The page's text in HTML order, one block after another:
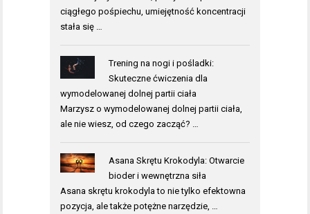
ciągłego pośpiechu, umiejętność koncentracji
stała się …
Trening na nogi i pośladki:
Skuteczne ćwiczenia dla
wymodelowanej dolnej partii ciała
Marzysz o wymodelowanej dolnej partii ciała,
ale nie wiesz, od czego zacząć? …
Asana Skrętu Krokodyla: Otwarcie
bioder i wewnętrzna siła
Asana skrętu krokodyla to nie tylko efektowna
pozycja, ale także potężne narzędzie, …